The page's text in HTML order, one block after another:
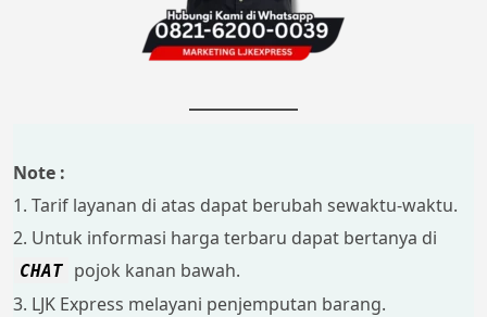
Note :
1. Tarif layanan di atas dapat berubah sewaktu-waktu.
2. Untuk informasi harga terbaru dapat bertanya di
CHAT pojok kanan bawah.
3. LJK Express melayani penjemputan barang.